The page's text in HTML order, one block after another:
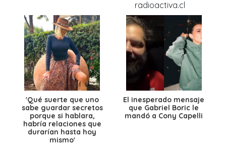
'Qué suerte que uno
sabe guardar secretos
porque si hablara,
habría relaciones que
durarían hasta hoy
mismo'
El inesperado mensaje
que Gabriel Boric le
mandó a Cony Capelli